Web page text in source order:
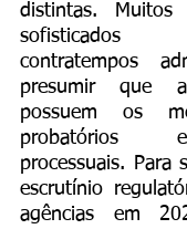
distintas. Muitos
contratempos
presumir que
possuem os
probatórios
processuais. Para
escrutínio
agências em